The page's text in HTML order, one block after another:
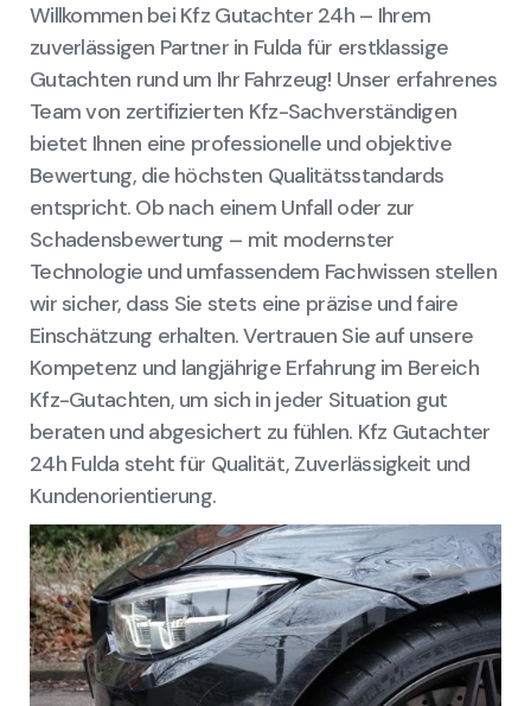
Willkommen bei Kfz Gutachter 24h – Ihrem
zuverlässigen Partner in Fulda für erstklassige
Gutachten rund um Ihr Fahrzeug! Unser erfahrenes
Team von zertifizierten Kfz-Sachverständigen
bietet Ihnen eine professionelle und objektive
Bewertung, die höchsten Qualitätsstandards
entspricht. Ob nach einem Unfall oder zur
Schadensbewertung – mit modernster
Technologie und umfassendem Fachwissen stellen
wir sicher, dass Sie stets eine präzise und faire
Einschätzung erhalten. Vertrauen Sie auf unsere
Kompetenz und langjährige Erfahrung im Bereich
Kfz-Gutachten, um sich in jeder Situation gut
beraten und abgesichert zu fühlen. Kfz Gutachter
24h Fulda steht für Qualität, Zuverlässigkeit und
Kundenorientierung.